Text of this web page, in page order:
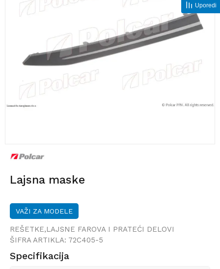
Lajsna maske
VAŽI ZA MODELE
REŠETKE,LAJSNE FAROVA I PRATEĆI DELOVI
ŠIFRA ARTIKLA: 72C405-5
Specifikacija
Uporedi